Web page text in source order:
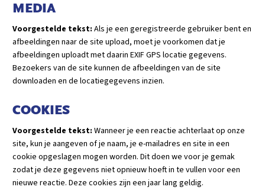
MEDIA
Voorgestelde tekst:Als je een geregistreerde gebruiker bent en
afbeeldingen naar de site upload, moet je voorkomen dat je
afbeeldingen uploadt met daarin EXIF GPS locatie gegevens.
Bezoekers van de site kunnen de afbeeldingen van de site
downloaden en de locatiegegevens inzien.
COOKIES
Voorgestelde tekst:Wanneer je een reactie achterlaat op onze
site, kun je aangeven of je naam, je e-mailadres en site in een
cookie opgeslagen mogen worden. Dit doen we voor je gemak
zodat je deze gegevens niet opnieuw hoeft in te vullen voor een
nieuwe reactie. Deze cookies zijn een jaar lang geldig.